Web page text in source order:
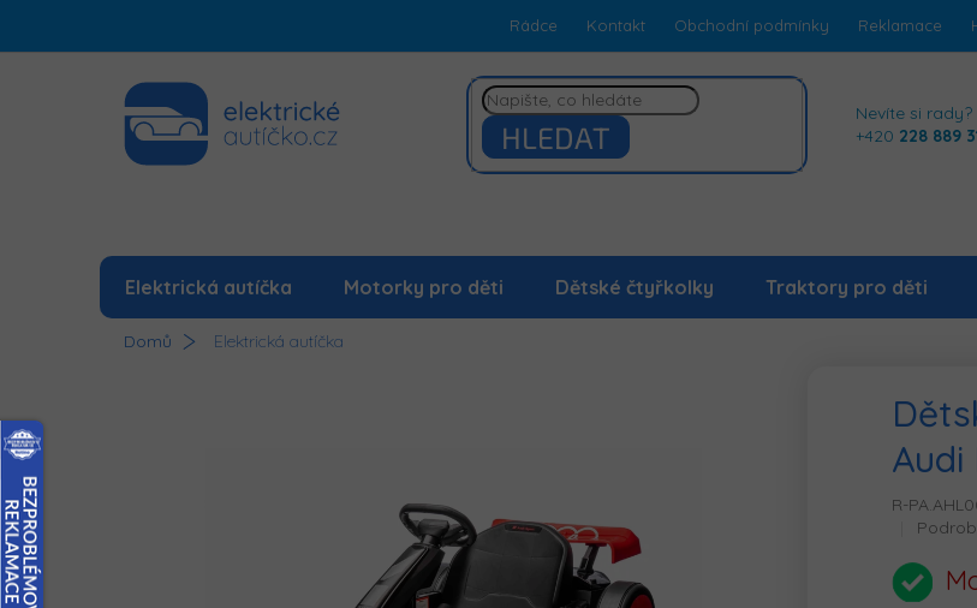
obsah
Rádce Kontakt Obchodní podmínky Reklamace
HLEDAT
Nevíte si
+420 228 889
Elektrická autíčka Motorky pro děti Dětské čtyřkolky Traktory pro děti
Domů Elektrická autíčka
R-
je